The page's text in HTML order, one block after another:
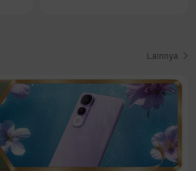
Lainnya